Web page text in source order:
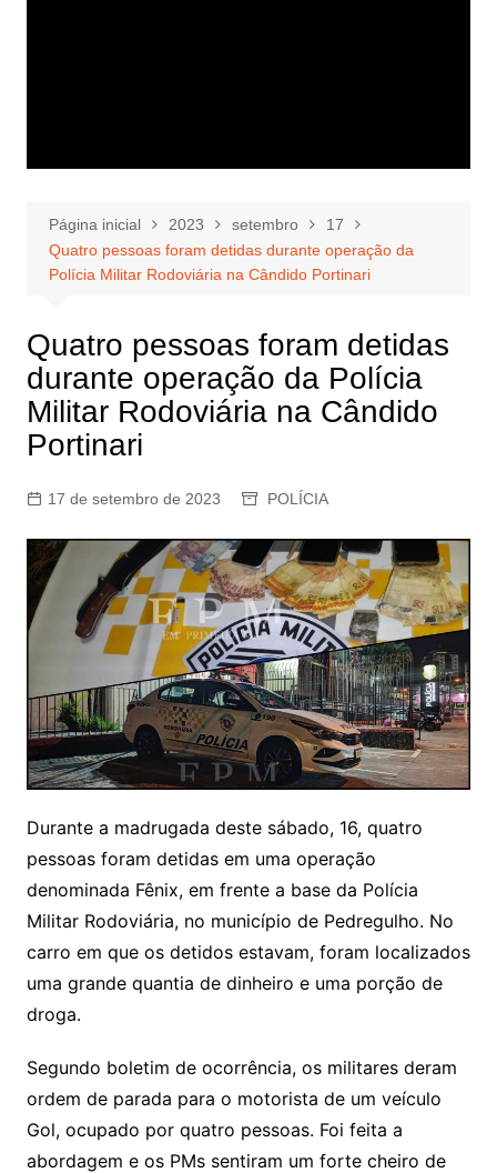
Página inicial 2023 setembro
17
Quatro pessoas foram detidas durante operação da
Polícia Militar Rodoviária na Cândido Portinari
Quatro pessoas foram detidas
durante operação da Polícia
Militar Rodoviária na Cândido
Portinari
17 de setembro de 2023 POLÍCIA
Durante a madrugada deste sábado, 16, quatro
pessoas foram detidas em uma operação
denominada Fênix, em frente a base da Polícia
Militar Rodoviária, no município de Pedregulho. No
carro em que os detidos estavam, foram localizados
uma grande quantia de dinheiro e uma porção de
droga.
Segundo boletim de ocorrência, os militares deram
ordem de parada para o motorista de um veículo
Gol, ocupado por quatro pessoas. Foi feita a
abordagem e os PMs sentiram um forte cheiro de